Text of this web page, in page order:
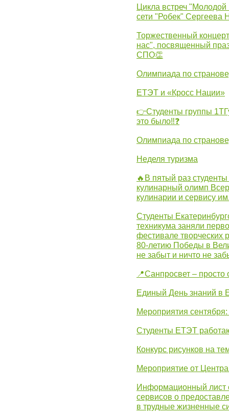
Цикла встреч
сети "Робек" Сергеева
Торжественный
нас", посвященный
СПО👏
Олимпиада по
ЕТЭТ и «Кросс Нации»
👉Студенты группы
это было‼❓
Олимпиада по
Неделя туризма
🔥В пятый раз
кулинарный олимп
кулинарии и сервису
Студенты
техникума заняли
фестивале
80-летию Победы в
не забыт и ничто не
📍Санпросвет –
Единый День знаний в
Мероприятия
Студенты ЕТЭТ
Конкурс рисунков на
Мероприятие от
Информационный лист
сервисов о
в трудные жизненные